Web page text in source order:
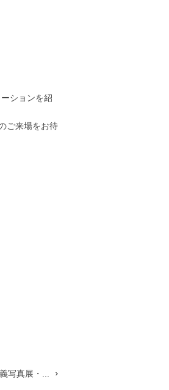
ションを紹
ご来場をお待
写真展・...